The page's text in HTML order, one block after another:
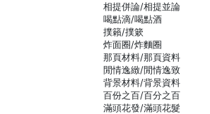
相提併論/相提並論
喝點滴/喝點酒
撲籟/撲簌
炸面圈/炸麵圈
那頁材料/那頁資料
閒情逸緻/閒情逸致
背景材料/背景資料
百份之百/百分之百
滿頭花發/滿頭花髮